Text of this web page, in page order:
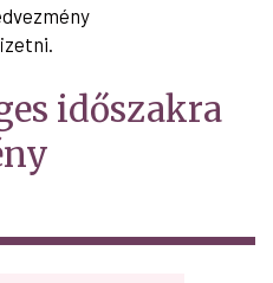
időszakra